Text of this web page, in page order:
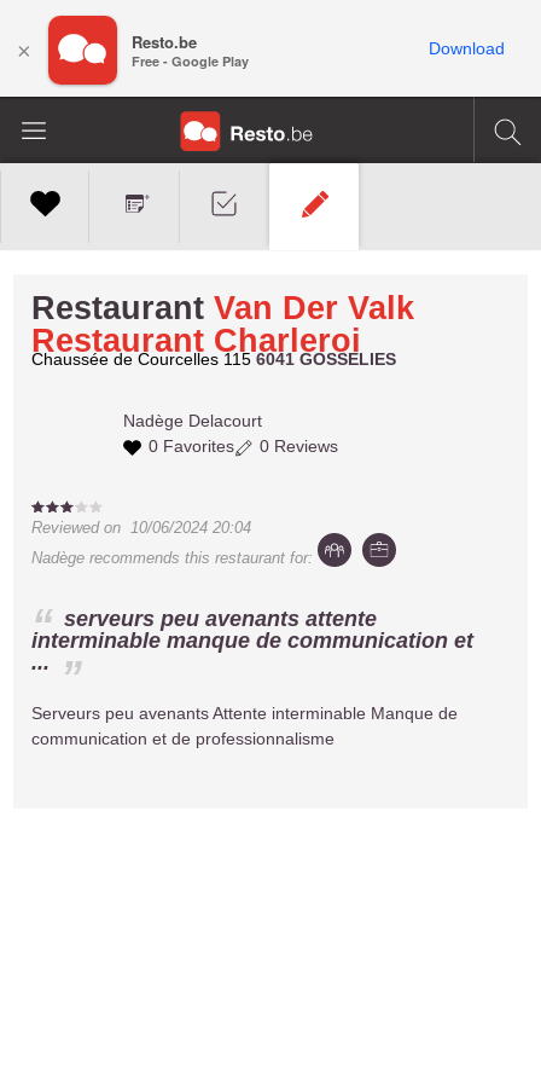
Restaurant Van Der Valk
Restaurant Charleroi
Chaussée de Courcelles 1156041 GOSSELIES
Nadège Delacourt
0 Favorites
0 Reviews
Reviewed on10/06/2024 20:04
Nadège recommends this restaurant for:
serveurs peu avenants attente
interminable manque de communication et
...
Serveurs peu avenants Attente interminable Manque de
communication et de professionnalisme
× Resto.be
Free - Google Play
Download